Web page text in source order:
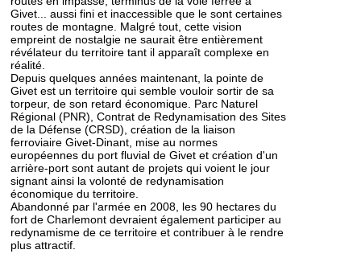
Givet... aussi fini et inaccessible que le sont certaines
routes de montagne. Malgré tout, cette vision
empreint de nostalgie ne saurait être entièrement
révélateur du territoire tant il apparaît complexe en
réalité.
Depuis quelques années maintenant, la pointe de
Givet est un territoire qui semble vouloir sortir de sa
torpeur, de son retard économique. Parc Naturel
Régional (PNR), Contrat de Redynamisation des Sites
de la Défense (CRSD), création de la liaison
ferroviaire Givet-Dinant, mise au normes
européennes du port fluvial de Givet et création d'un
arrière-port sont autant de projets qui voient le jour
signant ainsi la volonté de redynamisation
économique du territoire.
Abandonné par l'armée en 2008, les 90 hectares du
fort de Charlemont devraient également participer au
redynamisme de ce territoire et contribuer à le rendre
plus attractif.